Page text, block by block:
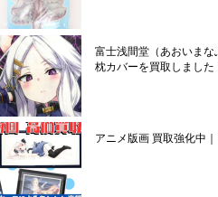
富士浅間堂（あおいまな
枕カバーを買取しました
アニメ版画 買取強化中